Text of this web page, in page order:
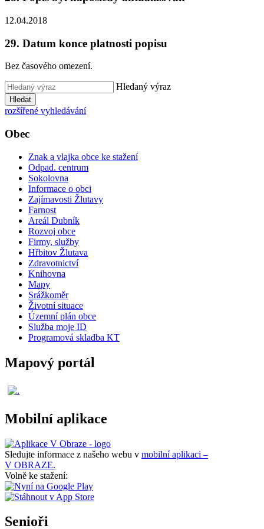
12.04.2018
29. Datum konce platnosti popisu
Bez časového omezení.
Hledaný výraz
Hledat
rozšířené vyhledávání
Obec
Znak a vlajka obce ke stažení
Odpad. centrum
Sokolovna
Informace o obci
Zajímavosti Žlutavy
Farnost
Areál Dubník
Rozvoj obce
Firmy, služby
Hřbitov Žlutava
Zdravotnictví
Knihovna
Mapy
Srážkoměr
Životní situace
Územní plán obce
Služba moje ID
Programová skladba KT
Mapový portál
Mobilní aplikace
Sledujte informace z našeho webu v mobilní aplikaci –
V OBRAZE.
Volně ke stažení:
Senioři